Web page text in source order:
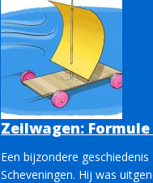
Zeilwagen:
Een bijzondere
Scheveningen. Hij was